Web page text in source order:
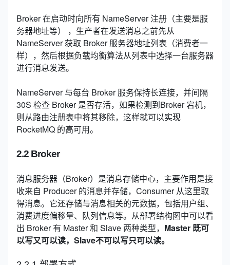
Broker 在启动时向所有 NameServer 注册（主要是服
务器地址等） ，生产者在发送消息之前先从
NameServer 获取 Broker 服务器地址列表（消费者一
样），然后根据负载均衡算法从列表中选择一台服务器
进行消息发送。
NameServer 与每台 Broker 服务保持长连接，并间隔
30S 检查 Broker 是否存活，如果检测到Broker 宕机，
则从路由注册表中将其移除，这样就可以实现
RocketMQ 的高可用。
2.2 Broker
消息服务器（Broker）是消息存储中心，主要作用是接
收来自 Producer 的消息并存储，Consumer 从这里取
得消息。它还存储与消息相关的元数据，包括用户组、
消费进度偏移量、队列信息等。从部署结构图中可以看
出 Broker 有 Master 和 Slave 两种类型， Master 既可
以写又可以读，Slave不可以写只可以读。